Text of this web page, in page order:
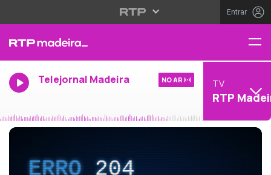
Entrar
Telejornal Madeira NO AR TV
RTP
ERRO204